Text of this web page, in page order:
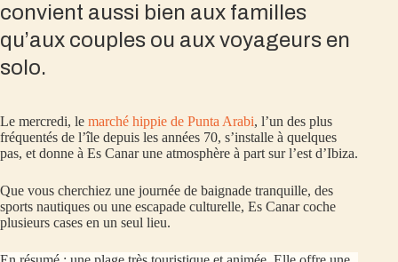
convient aussi bien aux familles
qu’aux couples ou aux voyageurs en
solo.
Le mercredi, le marché hippie de Punta Arabi, l’un des plus
fréquentés de l’île depuis les années 70, s’installe à quelques
pas, et donne à Es Canar une atmosphère à part sur l’est d’Ibiza.
Que vous cherchiez une journée de baignade tranquille, des
sports nautiques ou une escapade culturelle, Es Canar coche
plusieurs cases en un seul lieu.